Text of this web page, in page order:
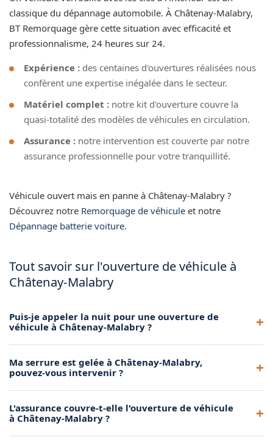
classique du dépannage automobile. À Châtenay-Malabry,
BT Remorquage gère cette situation avec efficacité et
professionnalisme, 24 heures sur 24.
Expérience : des centaines d'ouvertures réalisées nous
confèrent une expertise inégalée dans le secteur.
Matériel complet : notre kit d'ouverture couvre la
quasi-totalité des modèles de véhicules en circulation.
Assurance : notre intervention est couverte par notre
assurance professionnelle pour votre tranquillité.
Véhicule ouvert mais en panne à Châtenay-Malabry ?
Découvrez notre Remorquage de véhicule et notre
Dépannage batterie voiture.
Tout savoir sur l'ouverture de véhicule à
Châtenay-Malabry
Puis-je appeler la nuit pour une ouverture de
véhicule à Châtenay-Malabry ?
véhicule de nuit sont fréquentes et notre technicien
intervient avec la même rapidité et le même
Ma serrure est gelée à Châtenay-Malabry,
pouvez-vous intervenir ?
techniques de dégel adaptées. Nous pouvons aussi ouvrir le
véhicule par une autre voie d'accès si nécessaire.
L'assurance couvre-t-elle l'ouverture de véhicule
à Châtenay-Malabry ?